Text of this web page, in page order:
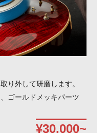
り外して研磨します。
ゴールドメッキパーツ
¥30,000~